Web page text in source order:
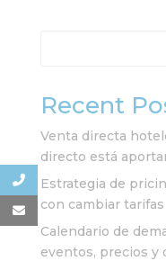
Recent
Venta directa
directo está
Estrategia de
con cambiar tarifas
Calendario de
eventos, precios y